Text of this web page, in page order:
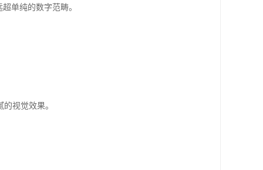
单纯的数字范畴。
视觉效果。